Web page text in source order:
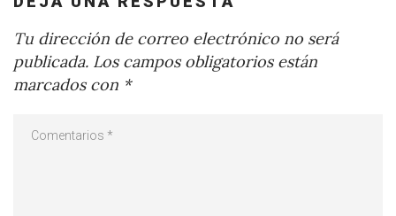
Tu dirección de correo electrónico no será
publicada. Los campos obligatorios están
marcados con *